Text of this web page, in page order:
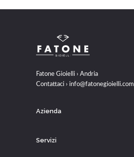
Fatone Gioielli › Andria
Contattaci › info@fatonegioielli.com
Azienda
Servizi